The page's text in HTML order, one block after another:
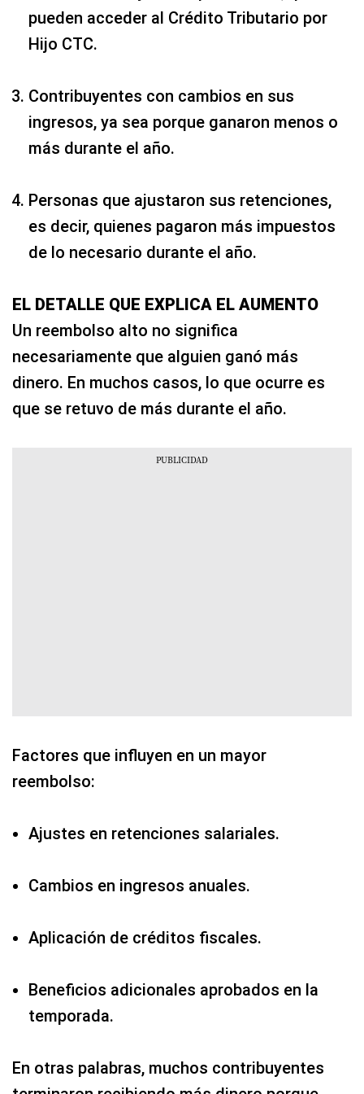
pueden acceder al Crédito Tributario por
Hijo CTC.
Contribuyentes con cambios en sus
ingresos, ya sea porque ganaron menos o
más durante el año.
Personas que ajustaron sus retenciones,
es decir, quienes pagaron más impuestos
de lo necesario durante el año.
EL DETALLE QUE EXPLICA EL AUMENTO
Un reembolso alto no significa
necesariamente que alguien ganó más
dinero. En muchos casos, lo que ocurre es
que se retuvo de más durante el año.
Factores que influyen en un mayor
reembolso:
Ajustes en retenciones salariales.
Cambios en ingresos anuales.
Aplicación de créditos fiscales.
Beneficios adicionales aprobados en la
temporada.
En otras palabras, muchos contribuyentes